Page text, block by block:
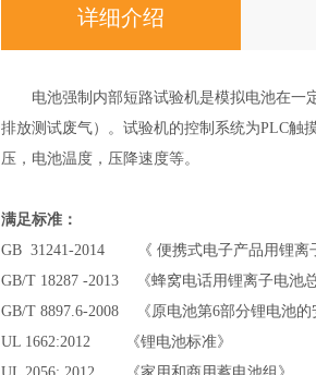
详细介绍
电池强制内部短路试验机是模拟电池在
排放测试废气）。试验机的控制系统为PLC触
压，电池温度，压降速度等。
满足标准：
GB 31241-2014
《 便携式电子产品用锂离
GB/T 18287 -2013
《蜂窝电话用锂离子电池
GB/T 8897.6-2008
《原电池第6部分锂电池的
UL 1662:2012
《锂电池标准》